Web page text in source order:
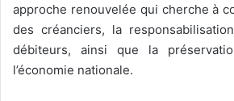
approche renouvelée qui cherche à
des créanciers, la
débiteurs, ainsi que la
l’économie nationale.